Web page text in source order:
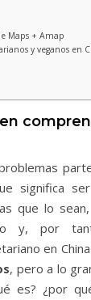
Maps + Amap
y veganos en
significa
que lo
y, por
en
, pero a lo
es? ¿por